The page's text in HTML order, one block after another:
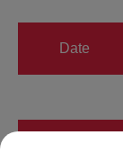
Date